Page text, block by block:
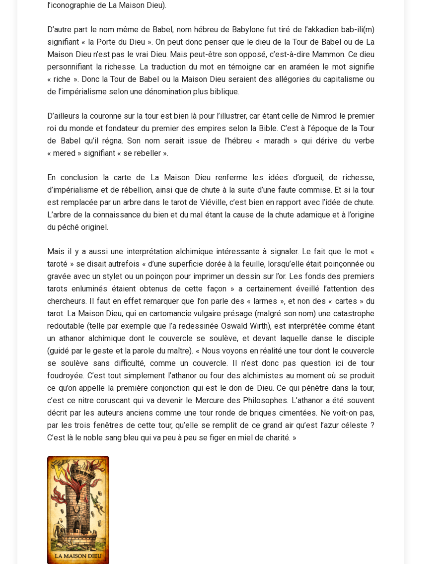
l’iconographie de La Maison Dieu).
D’autre part le nom même de Babel, nom hébreu de Babylone fut tiré de l’akkadien bab-ili(m)
signifiant « la Porte du Dieu ». On peut donc penser que le dieu de la Tour de Babel ou de La
Maison Dieu n’est pas le vrai Dieu. Mais peut-être son opposé, c’est-à-dire Mammon. Ce dieu
personnifiant la richesse. La traduction du mot en témoigne car en araméen le mot signifie
« riche ». Donc la Tour de Babel ou la Maison Dieu seraient des allégories du capitalisme ou
de l’impérialisme selon une dénomination plus biblique.
D’ailleurs la couronne sur la tour est bien là pour l’illustrer, car étant celle de Nimrod le premier
roi du monde et fondateur du premier des empires selon la Bible. C’est à l’époque de la Tour
de Babel qu’il régna. Son nom serait issue de l’hébreu « maradh » qui dérive du verbe
« mered » signifiant « se rebeller ».
En conclusion la carte de La Maison Dieu renferme les idées d’orgueil, de richesse,
d’impérialisme et de rébellion, ainsi que de chute à la suite d’une faute commise. Et si la tour
est remplacée par un arbre dans le tarot de Viéville, c’est bien en rapport avec l’idée de chute.
L’arbre de la connaissance du bien et du mal étant la cause de la chute adamique et à l’origine
du péché originel.
Mais il y a aussi une interprétation alchimique intéressante à signaler. Le fait que le mot «
taroté » se disait autrefois « d’une superficie dorée à la feuille, lorsqu’elle était poinçonnée ou
gravée avec un stylet ou un poinçon pour imprimer un dessin sur l’or. Les fonds des premiers
tarots enluminés étaient obtenus de cette façon » a certainement éveillé l’attention des
chercheurs. Il faut en effet remarquer que l’on parle des « larmes », et non des « cartes » du
tarot. La Maison Dieu, qui en cartomancie vulgaire présage (malgré son nom) une catastrophe
redoutable (telle par exemple que l’a redessinée Oswald Wirth), est interprétée comme étant
un athanor alchimique dont le couvercle se soulève, et devant laquelle danse le disciple
(guidé par le geste et la parole du maître). « Nous voyons en réalité une tour dont le couvercle
se soulève sans difficulté, comme un couvercle. Il n’est donc pas question ici de tour
foudroyée. C’est tout simplement l’athanor ou four des alchimistes au moment où se produit
ce qu’on appelle la première conjonction qui est le don de Dieu. Ce qui pénètre dans la tour,
c’est ce nitre coruscant qui va devenir le Mercure des Philosophes. L’athanor a été souvent
décrit par les auteurs anciens comme une tour ronde de briques cimentées. Ne voit-on pas,
par les trois fenêtres de cette tour, qu’elle se remplit de ce grand air qu’est l’azur céleste ?
C’est là le noble sang bleu qui va peu à peu se figer en miel de charité. »